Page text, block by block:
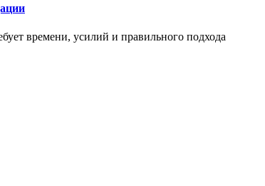
времени, усилий и правильного подхода